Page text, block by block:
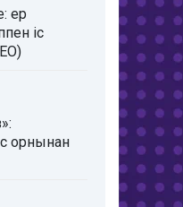
ер
іс
орнынан